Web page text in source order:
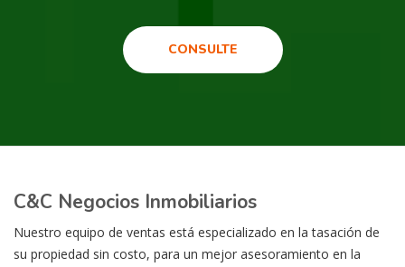
CONSULTE
C&C Negocios Inmobiliarios
Nuestro equipo de ventas está especializado en la tasación de
su propiedad sin costo, para un mejor asesoramiento en la